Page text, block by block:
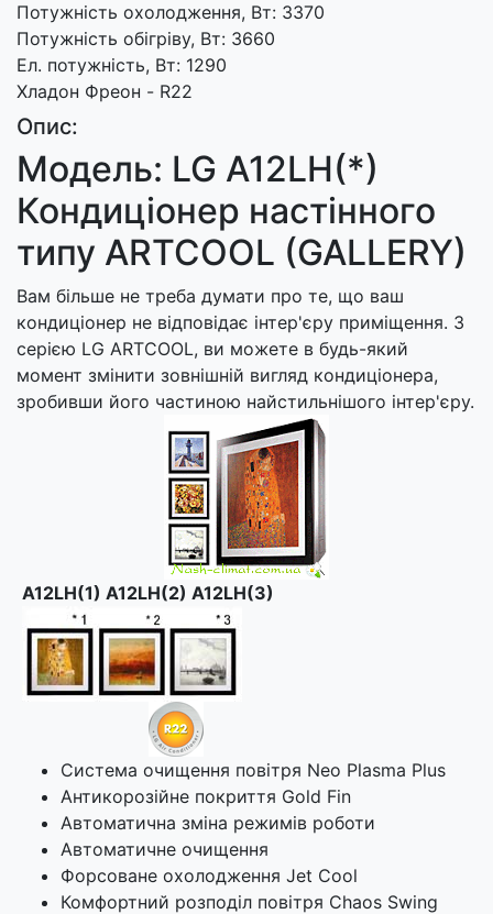
Потужність охолодження, Вт: 3370
Потужність обігріву, Вт: 3660
Ел. потужність, Вт: 1290
Хладон Фреон - R22
Опис:
Модель: LG A12LH(*)
Кондиціонер настінного
типу ARTCOOL (GALLERY)
Вам більше не треба думати про те, що ваш
кондиціонер не відповідає інтер'єру приміщення. З
серією LG ARTCOOL, ви можете в будь-який
момент змінити зовнішній вигляд кондиціонера,
зробивши його частиною найстильнішого інтер'єру.
A12LH(1) A12LH(2) A12LH(3)
Система очищення повітря Neo Plasma Plus
Антикорозійне покриття Gold Fin
Автоматична зміна режимів роботи
Автоматичне очищення
Форсоване охолодження Jet Cool
Комфортний розподіл повітря Chaos Swing